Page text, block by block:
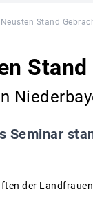
Stand
Seminar
der